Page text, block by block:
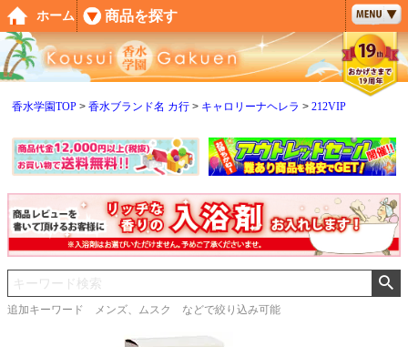
香水学園TOP 香水ブランド名 カ行 キャロリーナヘレラ 212VIP
追加キーワード メンズ、ムスク などで絞り込み可能
ペー
ジト
ップ
へ
ホーム 商品を探す